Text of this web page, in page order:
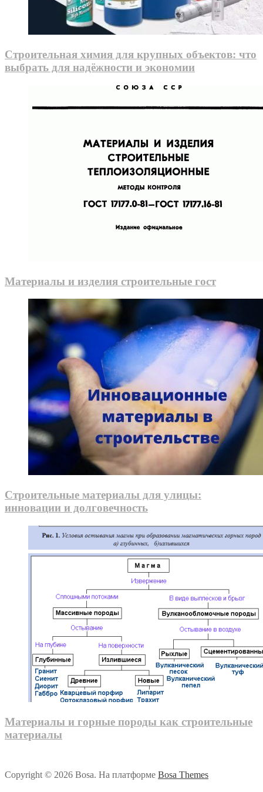
Строительная химия для крупных объектов: что
выбрать для надёжности и экономии
Материалы и изделия строительные гост
Строительные материалы для улицы:
инновации и долговечность
Материалы и горные породы как строительные
материалы
Copyright © 2026 Bosa. На платформе Bosa Themes